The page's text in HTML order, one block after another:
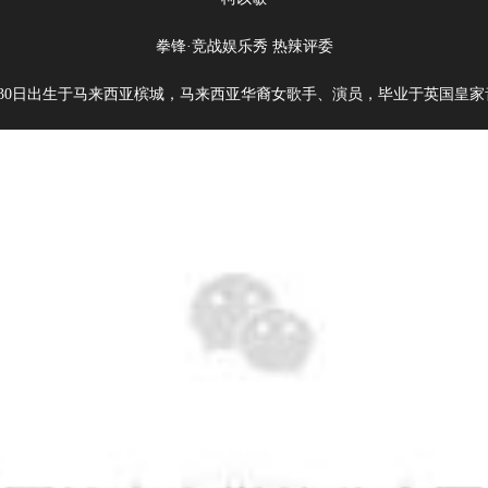
拳锋·竞战娱乐秀 热辣评委
日出生于马来西亚槟城，马来西亚华裔女歌手、演员，毕业于英国皇